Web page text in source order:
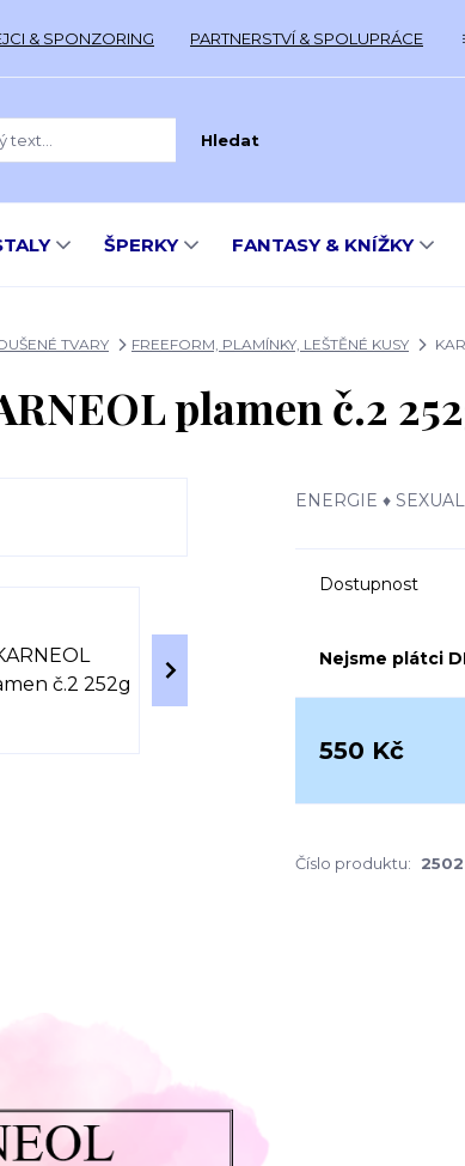
& SPONZORING PARTNERSTVÍ & SPOLUPRÁCE
Hledat
ŠPERKY FANTASY & KNÍŽKY
TVARY FREEFORM, PLAMÍNKY, LEŠTĚNÉ KUSY
plamen č.2
ENERGIE ♦
Dostupnost
Nejsme plátci
550 Kč
Číslo produktu: 2502